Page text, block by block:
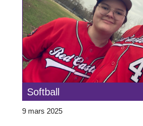
Softball
9 mars 2025